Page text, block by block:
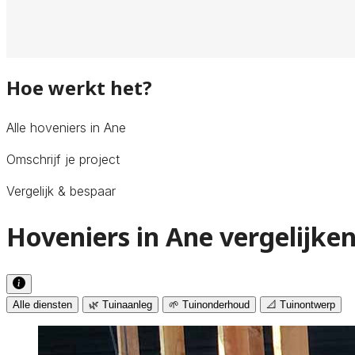
Hoe werkt het?
Alle hoveniers in Ane
Omschrijf je project
Vergelijk & bespaar
Hoveniers in Ane
Alle diensten 🌿 Tuinaanleg 🌱 Tuinonderhoud 📐 Tuinontwerp